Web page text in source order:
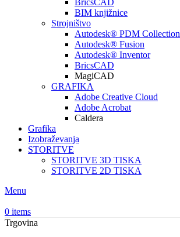
BricsCAD
BIM knjižnice
Strojništvo
Autodesk® PDM Collection
Autodesk® Fusion
Autodesk® Inventor
BricsCAD
MagiCAD
GRAFIKA
Adobe Creative Cloud
Adobe Acrobat
Caldera
Grafika
Izobraževanja
STORITVE
STORITVE 3D TISKA
STORITVE 2D TISKA
Menu
0 items
Trgovina